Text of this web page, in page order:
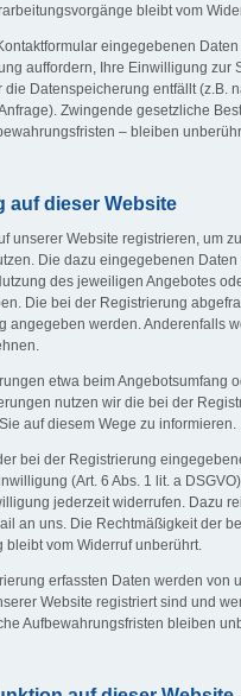
bleibt vom
eingegebenen
auffordern, Ihre Einwilligung zur
die Datenspeicherung entfällt (z.B.
Zwingende gesetzliche
– bleiben
auf dieser Website
unserer Website registrieren, um
Die dazu eingegebenen
des jeweiligen Angebotes
Die bei der Registrierung
angegeben werden. Anderenfalls
etwa beim Angebotsumfang
nutzen wir die bei der
auf diesem Wege zu informieren.
bei der Registrierung
(Art. 6 Abs. 1 lit. a
jederzeit widerrufen. Dazu
an uns. Die Rechtmäßigkeit der
bleibt vom Widerruf unberührt.
erfassten Daten werden von
Website registriert sind und
Aufbewahrungsfristen bleiben